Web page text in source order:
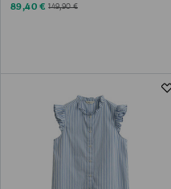
Discounted Price
89,40 € Original Price
149,90 €